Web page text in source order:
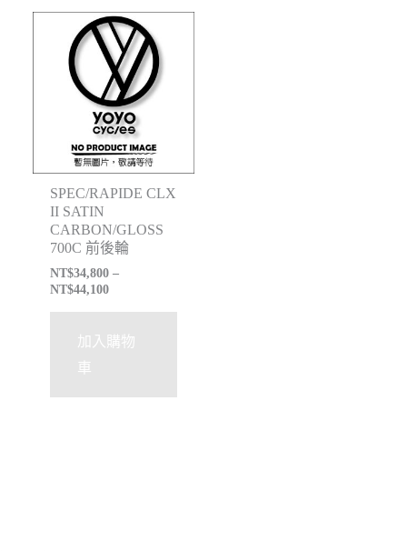
SPEC/RAPIDE CLX
II SATIN
CARBON/GLOSS
700C 前後輪
NT$34,800 –
NT$44,100
加入購物
車